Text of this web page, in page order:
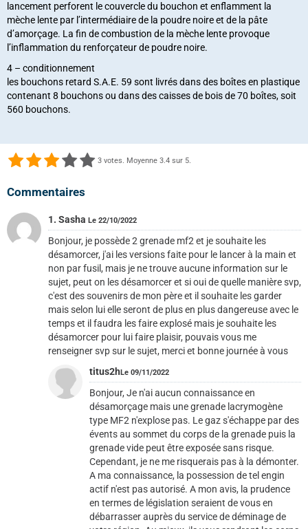
lancement perforent le couvercle du bouchon et enflamment la
mèche lente par l’intermédiaire de la poudre noire et de la pâte
d’amorçage. La fin de combustion de la mèche lente provoque
l’inflammation du renforçateur de poudre noire.
4 – conditionnement
les bouchons retard S.A.E. 59 sont livrés dans des boîtes en plastique
contenant 8 bouchons ou dans des caisses de bois de 70 boîtes, soit
560 bouchons.
3 votes. Moyenne 3.4 sur 5.
Commentaires
1. Sasha Le 22/10/2022
Bonjour, je possède 2 grenade mf2 et je souhaite les
désamorcer, j'ai les versions faite pour le lancer à la main et
non par fusil, mais je ne trouve aucune information sur le
sujet, peut on les désamorcer et si oui de quelle manière svp,
c'est des souvenirs de mon père et il souhaite les garder
mais selon lui elle seront de plus en plus dangereuse avec le
temps et il faudra les faire explosé mais je souhaite les
désamorcer pour lui faire plaisir, pouvais vous me
renseigner svp sur le sujet, merci et bonne journée à vous
titus2h Le 09/11/2022
Bonjour, Je n'ai aucun connaissance en
désamorçage mais une grenade lacrymogène
type MF2 n'explose pas. Le gaz s'échappe par des
évents au sommet du corps de la grenade puis la
grenade vide peut être exposée sans risque.
Cependant, je ne me risquerais pas à la démonter.
A ma connaissance, la possession de tel engin
actif n'est pas autorisé. A mon avis, la prudence
en termes de législation seraient de vous en
débarrasser auprès du service de déminage de